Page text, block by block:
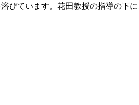
びています。花田教授の指導の下